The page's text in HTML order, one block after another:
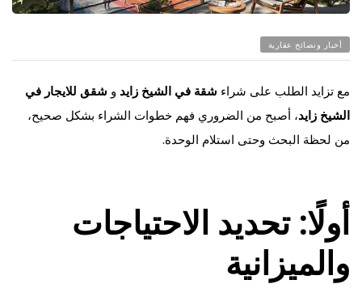
أخبار ونصائح عقارية
مع تزايد الطلب على شراء شقة في الشيخ زايد و شقق للايجار في
الشيخ زايد، أصبح من الضروري فهم خطوات الشراء بشكل صحيح،
من لحظة البحث وحتى استلام الوحدة.
أولًا: تحديد الاحتياجات
والميزانية